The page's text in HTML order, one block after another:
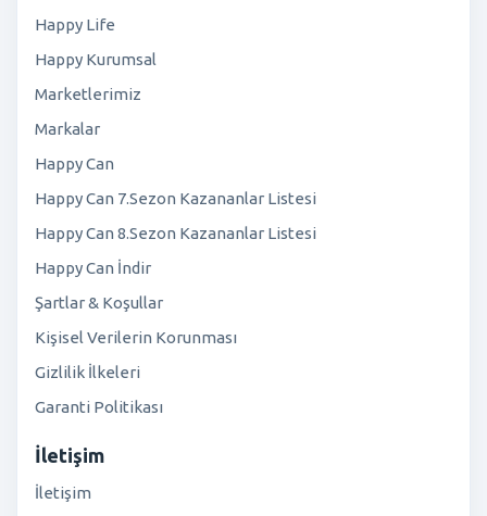
Happy Life
Happy Kurumsal
Marketlerimiz
Markalar
Happy Can
Happy Can 7.Sezon Kazananlar Listesi
Happy Can 8.Sezon Kazananlar Listesi
Happy Can İndir
Şartlar & Koşullar
Kişisel Verilerin Korunması
Gizlilik İlkeleri
Garanti Politikası
İletişim
İletişim